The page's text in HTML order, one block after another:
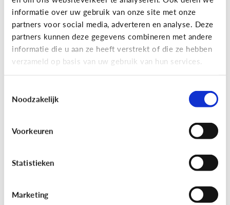
informatie over uw gebruik van onze site met onze
partners voor social media, adverteren en analyse. Deze
partners kunnen deze gegevens combineren met andere
informatie die u aan ze heeft verstrekt of die ze hebben
verzameld op basis van uw gebruik van hun services.
Noodzakelijk
Voorkeuren
Statistieken
Marketing
Bijzonder digitaal
Mijn kind is slechtziend of blind.
Welke apps of toepassingen